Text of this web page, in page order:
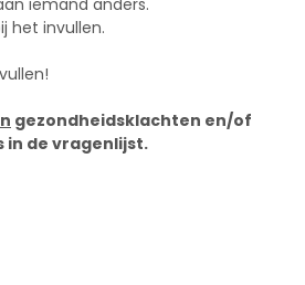
het invullen.
gezondheidsklachten en/of
in de vragenlijst.